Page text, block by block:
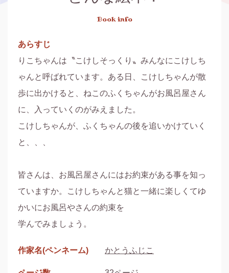
Book info
あらすじ
りこちゃんは〝こけしそっくり〟みんなにこけしち
ゃんと呼ばれています。ある日、こけしちゃんが散
歩に出かけると、ねこのふくちゃんがお風呂屋さん
に、入っていくのがみえました。
こけしちゃんが、ふくちゃんの後を追いかけていく
と、、、
皆さんは、お風呂屋さんにはお約束がある事を知っ
ていますか。こけしちゃんと猫と一緒に楽しくてゆ
かいにお風呂やさんの約束を
学んでみましょう。
作家名(ペンネーム) かとうふじこ